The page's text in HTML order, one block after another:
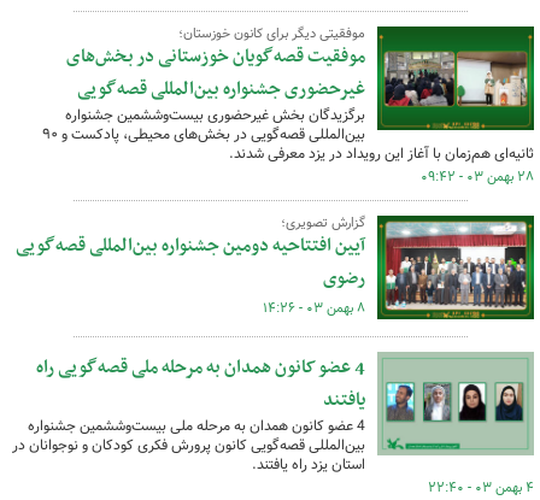
موفقیتی دیگر برای کانون خوزستان؛
موفقیت قصه‌گویان خوزستانی در بخش‌های
غیرحضوری جشنواره بین‌المللی قصه‌گویی
برگزیدگان بخش غیرحضوری بیست‌وششمین جشنواره
بین‌المللی قصه‌گویی در بخش‌های محیطی، پادکست و ۹۰
ثانیه‌ای هم‌زمان با آغاز این رویداد در یزد معرفی شدند.
۲۸ بهمن ۰۳ - ۰۹:۴۲
گزارش تصویری؛
آیین افتتاحیه دومین جشنواره بین‌المللی قصه‌گویی
رضوی
۸ بهمن ۰۳ - ۱۴:۲۶
4 عضو کانون همدان به مرحله ملی قصه‌گویی راه
یافتند
4 عضو کانون همدان به مرحله ملی بیست‌وششمین جشنواره
بین‌المللی قصه‌گویی کانون پرورش فکری کودکان و نوجوانان در
استان یزد راه یافتند.
۴ بهمن ۰۳ - ۲۲:۴۰